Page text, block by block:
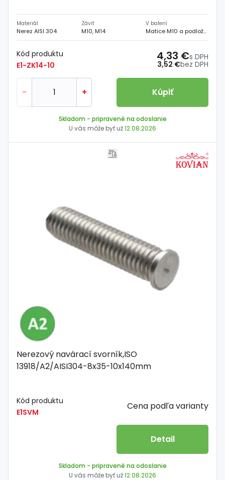
Materiál
Nerez AISI 304
Závit
M10, M14
V balení
Matice M10 a podložky
Kód produktu
E1-ZK14-10
3,52 €bez DPH
4,33 €s DPH
- + Kúpiť
Skladom - pripravené na odoslanie
U vás môže byť už12.08.2026
Nerezový navárací svorník,ISO
13918/A2/AISI304-8x35-10x140mm
Kód produktu
E1SVM
Cena podľa varianty
Detail
Skladom - pripravené na odoslanie
U vás môže byť už12.08.2026